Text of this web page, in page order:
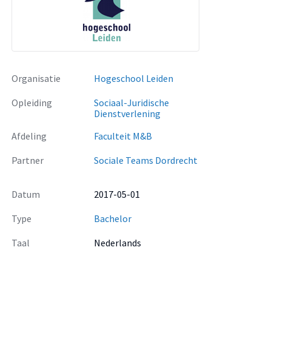
Organisatie
Hogeschool Leiden
Opleiding
Sociaal-Juridische
Dienstverlening
Afdeling
Faculteit M&B
Partner
Sociale Teams Dordrecht
Datum
2017-05-01
Type
Bachelor
Taal
Nederlands